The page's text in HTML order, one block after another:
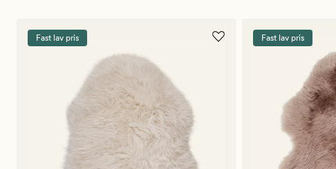
Fast lav pris Fast lav pris